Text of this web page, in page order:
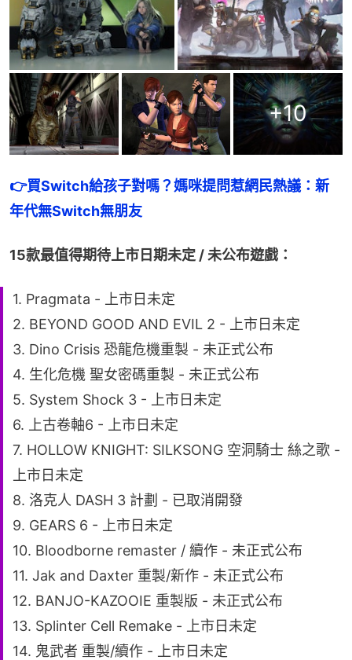
+10
👉買Switch給孩子對嗎？媽咪提問惹網民熱議：新
年代無Switch無朋友
15款最值得期待上市日期未定 / 未公布遊戲：
1. Pragmata - 上市日未定
2. BEYOND GOOD AND EVIL 2 - 上市日未定
3. Dino Crisis 恐龍危機重製 - 未正式公布
4. 生化危機 聖女密碼重製 - 未正式公布
5. System Shock 3 - 上市日未定
6. 上古卷軸6 - 上市日未定
7. HOLLOW KNIGHT: SILKSONG 空洞騎士 絲之歌 -
上市日未定
8. 洛克人 DASH 3 計劃 - 已取消開發
9. GEARS 6 - 上市日未定
10. Bloodborne remaster / 續作 - 未正式公布
11. Jak and Daxter 重製/新作 - 未正式公布
12. BANJO-KAZOOIE 重製版 - 未正式公布
13. Splinter Cell Remake - 上市日未定
14. 鬼武者 重製/續作 - 上市日未定